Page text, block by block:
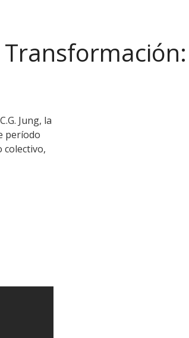
Jung, la
período
colectivo,